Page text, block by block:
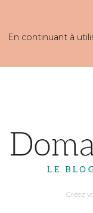
En continuant à
Créez